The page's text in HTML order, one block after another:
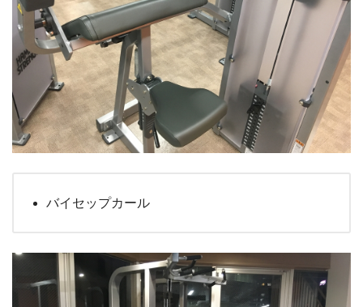
バイセップカール